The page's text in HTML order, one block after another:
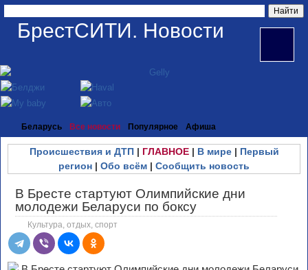
БрестСИТИ. Новости
Беларусь Все новости Популярное Афиша
Происшествия и ДТП| ГЛАВНОЕ| В мире| Первый
регион | Обо всём | Сообщить новость
В Бресте стартуют Олимпийские дни
молодежи Беларуси по боксу
Культура, отдых, спорт